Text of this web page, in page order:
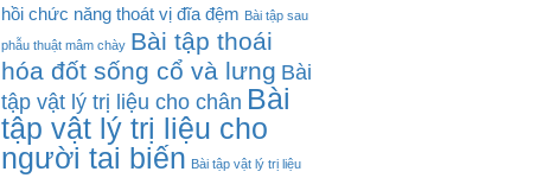
hồi chức năng thoát vị đĩa đệm Bài tập sau
phẫu thuật mâm chày Bài tập thoái
hóa đốt sống cổ và lưng Bài
tập vật lý trị liệu cho chân Bài
tập vật lý trị liệu cho
người tai biến Bài tập vật lý trị liệu